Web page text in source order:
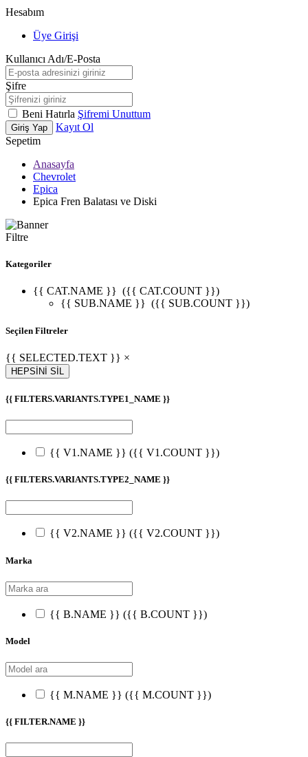
Hesabım
Üye Girişi
Kullanıcı Adı/E-Posta
Şifre
Beni Hatırla Şifremi Unuttum
Giriş Yap
Kayıt Ol
Sepetim
Anasayfa
Chevrolet
Epica
Epica Fren Balatası ve Diski
Filtre
Kategoriler
{{ CAT.NAME }} ({{ CAT.COUNT }})
{{ SUB.NAME }} ({{ SUB.COUNT }})
Seçilen Filtreler
{{ SELECTED.TEXT }} ×
HEPSİNİ SİL
{{ FILTERS.VARIANTS.TYPE1_NAME }}
{{ V1.NAME }} ({{ V1.COUNT }})
{{ FILTERS.VARIANTS.TYPE2_NAME }}
{{ V2.NAME }} ({{ V2.COUNT }})
Marka
{{ B.NAME }} ({{ B.COUNT }})
Model
{{ M.NAME }} ({{ M.COUNT }})
{{ FILTER.NAME }}